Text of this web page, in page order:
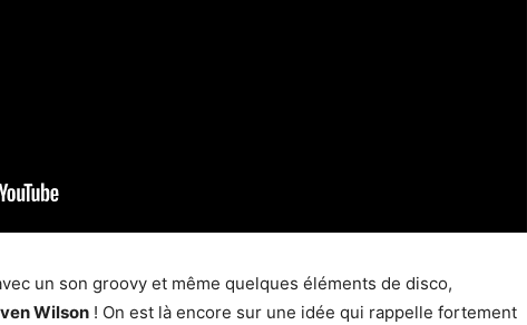
un son groovy et même quelques éléments de disco,
Wilson ! On est là encore sur une idée qui rappelle fortement